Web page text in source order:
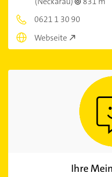
0621 1 30 90
Webseite
Ihre